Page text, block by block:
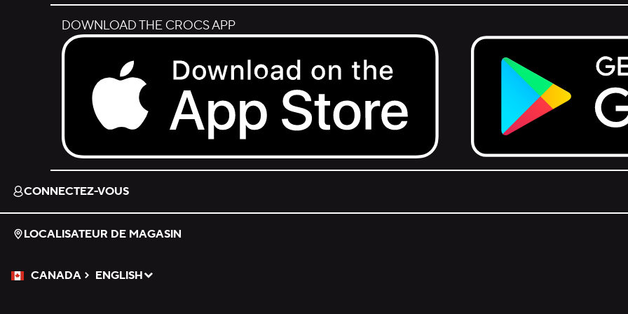
DOWNLOAD THE CROCS APP
Download on the App Store.
Get it on Google Play.
CONNECTEZ-VOUS
LOCALISATEUR DE MAGASIN
CANADA
Veuillez sélectionner une langue
ENGLISH
Sélectionné